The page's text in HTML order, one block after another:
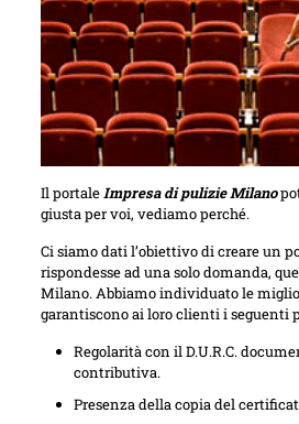
Il portaleImpresa di pulizie Milano
giusta per voi, vediamo perché.
Ci siamo dati l’obiettivo di creare un
rispondesse ad una solo domanda,
Milano. Abbiamo individuato le
garantiscono ai loro clienti i seguenti
Regolarità con il D.U.R.C.
contributiva.
Presenza della copia del